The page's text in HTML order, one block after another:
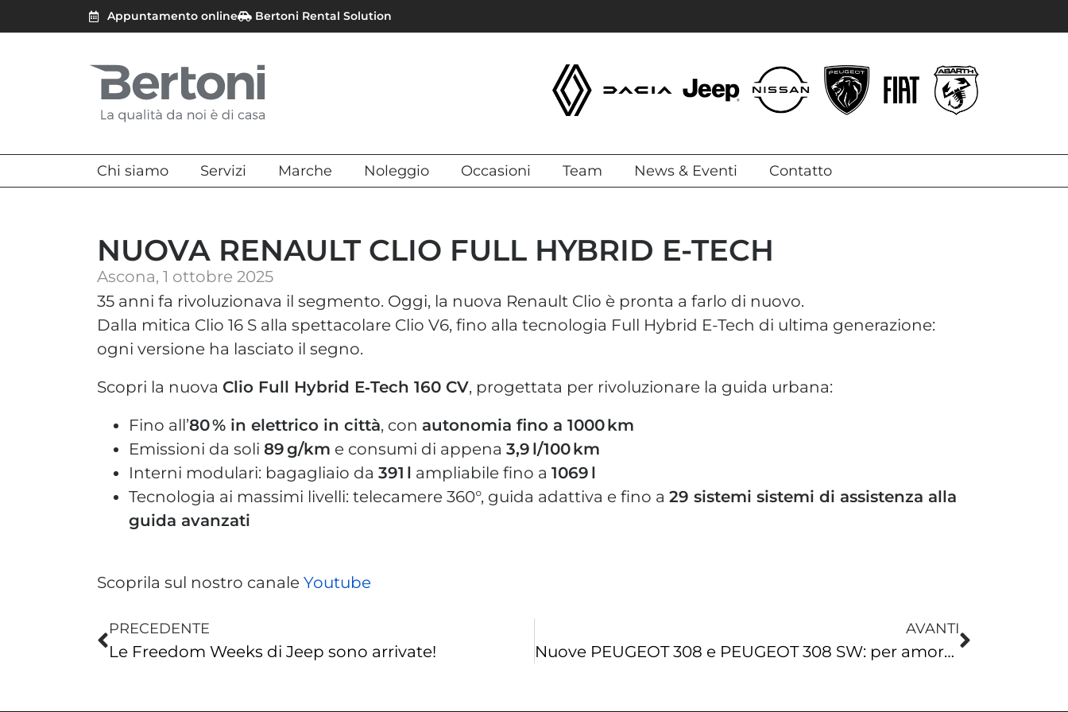
Appuntamento online Bertoni Rental Solution
Chi siamo Servizi Marche Noleggio Occasioni Team News & Eventi Contatto
NUOVA RENAULT CLIO FULL HYBRID E-TECH
Ascona, 1 ottobre 2025
35 anni fa rivoluzionava il segmento. Oggi, la nuova Renault Clio è pronta a farlo di nuovo.
Dalla mitica Clio 16 S alla spettacolare Clio V6, fino alla tecnologia Full Hybrid E-Tech di ultima generazione:
ogni versione ha lasciato il segno.
Scopri la nuova Clio Full Hybrid E‑Tech 160 CV, progettata per rivoluzionare la guida urbana:
Fino all’80 % in elettrico in città, con autonomia fino a 1000 km
Emissioni da soli 89 g/km e consumi di appena 3,9 l/100 km
Interni modulari: bagagliaio da 391 l ampliabile fino a 1069 l
Tecnologia ai massimi livelli: telecamere 360°, guida adattiva e fino a 29 sistemi sistemi di assistenza alla
guida avanzati
Scoprila sul nostro canale Youtube
PRECEDENTE
Le Freedom Weeks di Jeep sono arrivate!
AVANTI
Nuove PEUGEOT 308 e PEUGEOT 308 SW: per amore della guida